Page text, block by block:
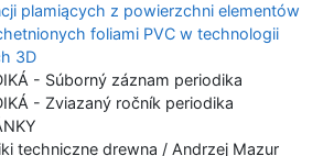
plamiących z powierzchni elementów
foliami PVC w technologii
3D
- Súborný záznam periodika
- Zviazaný ročník periodika
techniczne drewna / Andrzej Mazur